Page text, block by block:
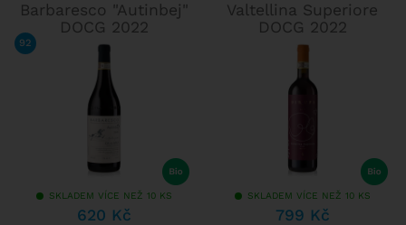
Barbaresco "Autinbej"
DOCG 2022
92 D´AGATA&COMPARINI
SKLADEM VÍCE NEŽ 10 KS
620 Kč
Valtellina Superiore
DOCG 2022
SKLADEM VÍCE NEŽ 10 KS
799 Kč